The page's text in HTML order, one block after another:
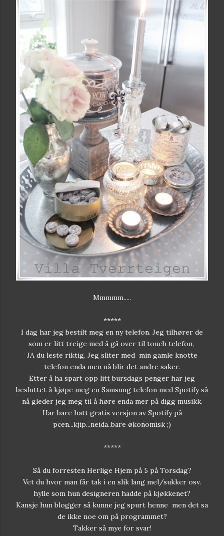
Mmmmm.....
*****
I dag har jeg bestilt meg en ny telefon. Jeg tilhører de
som er litt treige med å gå over til touch telefon,
JA du leste riktig. Jeg sliter med min gamle knotte
telefon enda men nå blir det andre saker.
Etter å ha spart opp litt bursdags penger har jeg
besluttet å kjøpe meg en Samsung telefon med Spotify så
nå gleder jeg meg til å høre enda mer på digg musikk.
Har bare hatt gratis versjon av Spotify på
pcen...kjip...neida..bare økonomisk ;)
*****
Så du forresten Herlige Hjem på 5 på Torsdag?
Vet du hvor man får tak i en slik lang mel/sukker osv.
hylle som hun designeren hadde på kjøkkenet?
Kansje hun blogger så kunne jeg spurt henne men det sa
de ikke noe om på programmet?
Takker så mye for svar!